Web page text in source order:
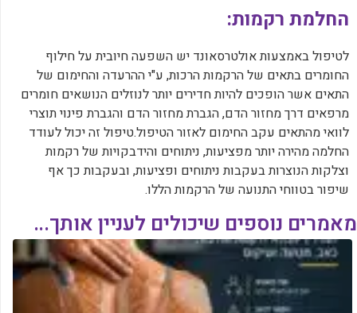
החלמת רקמות:
לטיפול באמצעות אולטרסאונד יש השפעה חיובית על חילוף
החומרים בתאים של הרקמות הרכות, ע"י ההרעדה והחימום של
התאים אשר הופכים להיות חדירים יותר לנוזלים הנושאים חומרים
מרפאים דרך מחזור הדם, הגברת מחזור הדם והגברת פינוי תוצרי
לוואי מהתאים עקב החימום לאזור הטיפול.טיפול זה יכול לעודד
החלמה מהירה יותר מפציעות, ניתוחים והידבקויות של רקמות
וצלקות הנוצרות בעקבות ניתוחים ופציעות, ובעקבות כך אף
שיפור בטווחי התנועה של הרקמות הללו.
מאמרים נוספים שיכולים לעניין אותך...